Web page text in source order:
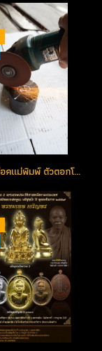
การทำลายบล็อคแม่พิมพ์ ตัวตอกโค้ดและหมายเลข เหรียญเจริญพร 2